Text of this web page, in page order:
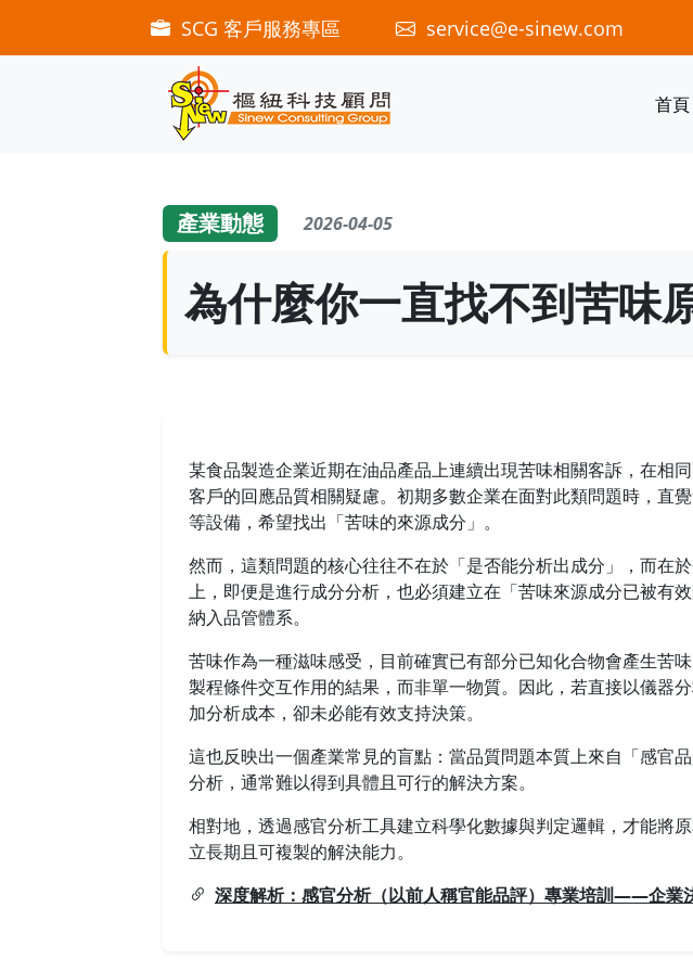
SCG 客戶服務專區 service@e-sinew.com
首頁
產業動態 2026-04-05
為什麼你一直找不到苦味
某食品製造企業近期在油品產品上連續出現苦味相關客訴，在相
客戶的回應品質相關疑慮。初期多數企業在面對此類問題時，直
等設備，希望找出「苦味的來源成分」。
然而，這類問題的核心往往不在於「是否能分析出成分」，而在
上，即便是進行成分分析，也必須建立在「苦味來源成分已被有
納入品管體系。
苦味作為一種滋味感受，目前確實已有部分已知化合物會產生苦
製程條件交互作用的結果，而非單一物質。因此，若直接以儀器
加分析成本，卻未必能有效支持決策。
這也反映出一個產業常見的盲點：當品質問題本質上來自「感官
分析，通常難以得到具體且可行的解決方案。
相對地，透過感官分析工具建立科學化數據與判定邏輯，才能將
立長期且可複製的解決能力。
深度解析：感官分析（以前人稱官能品評）專業培訓——企業